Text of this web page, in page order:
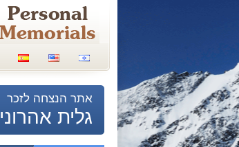
אתר הנצחה לזכר
גלית אהרוני